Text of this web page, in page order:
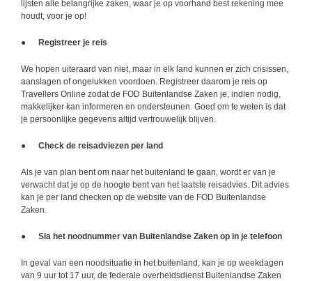
lijsten alle belangrijke zaken, waar je op voorhand best rekening mee
houdt, voor je op!
● Registreer je reis
We hopen uiteraard van niet, maar in elk land kunnen er zich crisissen,
aanslagen of ongelukken voordoen. Registreer daarom je reis op
Travellers Online zodat de FOD Buitenlandse Zaken je, indien nodig,
makkelijker kan informeren en ondersteunen. Goed om te weten is dat
je persoonlijke gegevens altijd vertrouwelijk blijven.
● Check de reisadviezen per land
Als je van plan bent om naar het buitenland te gaan, wordt er van je
verwacht dat je op de hoogte bent van het laatste reisadvies. Dit advies
kan je per land checken op de website van de FOD Buitenlandse
Zaken
● Sla het noodnummer van Buitenlandse Zaken op in je telefoon
In geval van een noodsituatie in het buitenland, kan je op weekdagen
van 9 uur tot 17 uur, de federale overheidsdienst Buitenlandse Zaken